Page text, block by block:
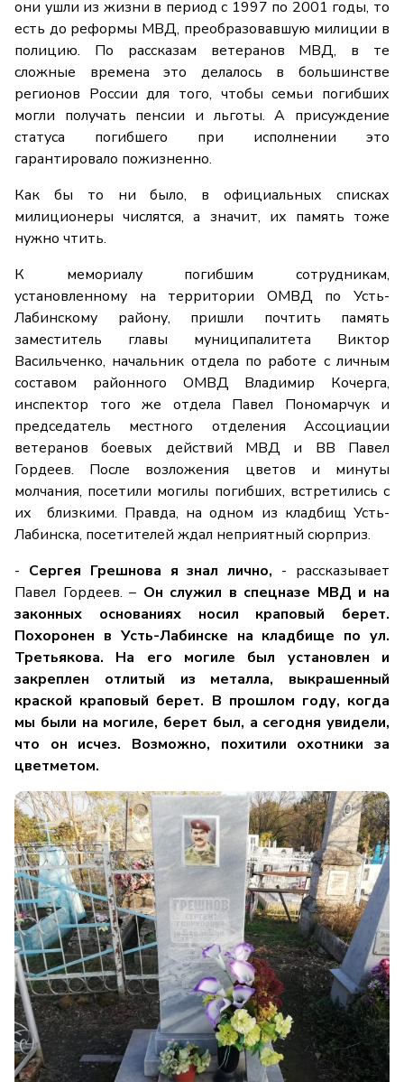
они ушли из жизни в период с 1997 по 2001 годы, то
есть до реформы МВД, преобразовавшую милиции в
полицию. По рассказам ветеранов МВД, в те
сложные времена это делалось в большинстве
регионов России для того, чтобы семьи погибших
могли получать пенсии и льготы. А присуждение
статуса погибшего при исполнении это
гарантировало пожизненно.
Как бы то ни было, в официальных списках
милиционеры числятся, а значит, их память тоже
нужно чтить.
К мемориалу погибшим сотрудникам,
установленному на территории ОМВД по Усть-
Лабинскому району, пришли почтить память
заместитель главы муниципалитета Виктор
Васильченко, начальник отдела по работе с личным
составом районного ОМВД Владимир Кочерга,
инспектор того же отдела Павел Пономарчук и
председатель местного отделения Ассоциации
ветеранов боевых действий МВД и ВВ Павел
Гордеев. После возложения цветов и минуты
молчания, посетили могилы погибших, встретились с
их близкими. Правда, на одном из кладбищ Усть-
Лабинска, посетителей ждал неприятный сюрприз.
- Сергея Грешнова я знал лично, - рассказывает
Павел Гордеев. – Он служил в спецназе МВД и на
законных основаниях носил краповый берет.
Похоронен в Усть-Лабинске на кладбище по ул.
Третьякова. На его могиле был установлен и
закреплен отлитый из металла, выкрашенный
краской краповый берет. В прошлом году, когда
мы были на могиле, берет был, а сегодня увидели,
что он исчез. Возможно, похитили охотники за
цветметом.